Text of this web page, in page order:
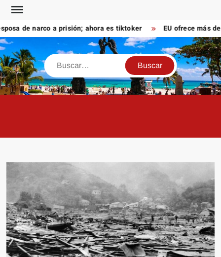
Saltar
contenido
de narco a prisión; ahora es tiktoker EU ofrece más de
Buscar